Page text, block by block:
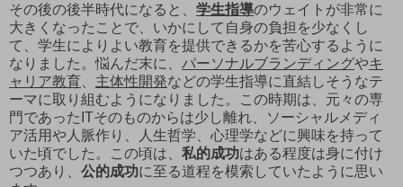
その後の後半時代になると、 学生指導のウェイトが非常に
大きくなったことで、いかにして自身の負担を少なくし
て、学生によりよい教育を提供できるかを苦心するように
なりました。悩んだ末に、 パーソナルブランディングやキ
ャリア教育
主体性開発などの学生指導に直結しそうなテ
ーマに取り組むようになりました。この時期は、元々の専
門であったITそのものからは少し離れ、ソーシャルメディ
ア活用や人脈作り、人生哲学、心理学などに興味を持って
いた頃でした。この頃は、 私的成功はある程度は身に付け
つつあり、 公的成功に至る道程を模索していたように思い